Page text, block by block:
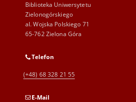
Biblioteka Uniwersytetu
Zielonogórskiego
al. Wojska Polskiego 71
65-762 Zielona Góra
Telefon
(+48) 68 328 21 55
E-Mail